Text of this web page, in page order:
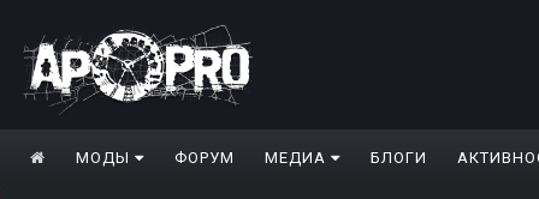
МОДЫ ФОРУМ МЕДИА БЛОГИ